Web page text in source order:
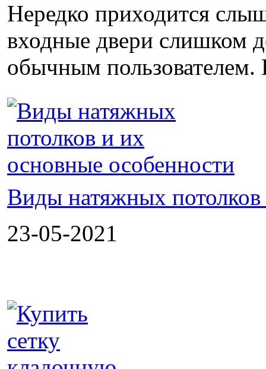
Нередко приходится
входные двери слишком
обычным пользователем.
Виды натяжных
23-05-2021